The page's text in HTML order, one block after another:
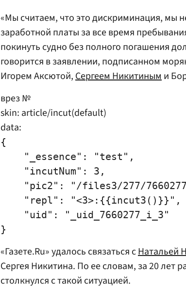
«Мы считаем, что это дискриминация, мы
заработной платы за все время
покинуть судно без полного погашения
говорится в заявлении, подписанном
Игорем Аксютой,Сергеем Никитиными
врез №
skin: article/incut(default)
data:
{
    "_essence": "test",
    "incutNum": 3,
"pic2": "/files3/277/
    "repl": "<3>:{{incut3()}}",
    "uid": "_uid_7660277_i_3"
«Газете.Ru» удалось связаться сНатальей
Сергея Никитина. По ее словам, за 20 лет
столкнулся с такой ситуацией.